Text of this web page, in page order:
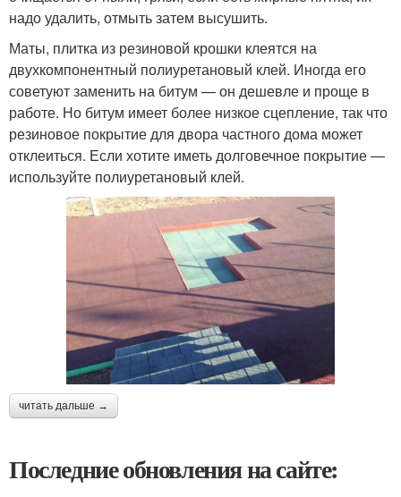
надо удалить, отмыть затем высушить.
Маты, плитка из резиновой крошки клеятся на
двухкомпонентный полиуретановый клей. Иногда его
советуют заменить на битум — он дешевле и проще в
работе. Но битум имеет более низкое сцепление, так что
резиновое покрытие для двора частного дома может
отклеиться. Если хотите иметь долговечное покрытие —
используйте полиуретановый клей.
читать дальше →
Последние обновления на сайте: